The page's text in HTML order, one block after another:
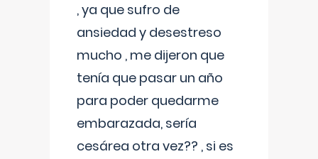
, ya que sufro de
ansiedad y desestreso
mucho , me dijeron que
tenía que pasar un año
para poder quedarme
embarazada, sería
cesárea otra vez?? , si es